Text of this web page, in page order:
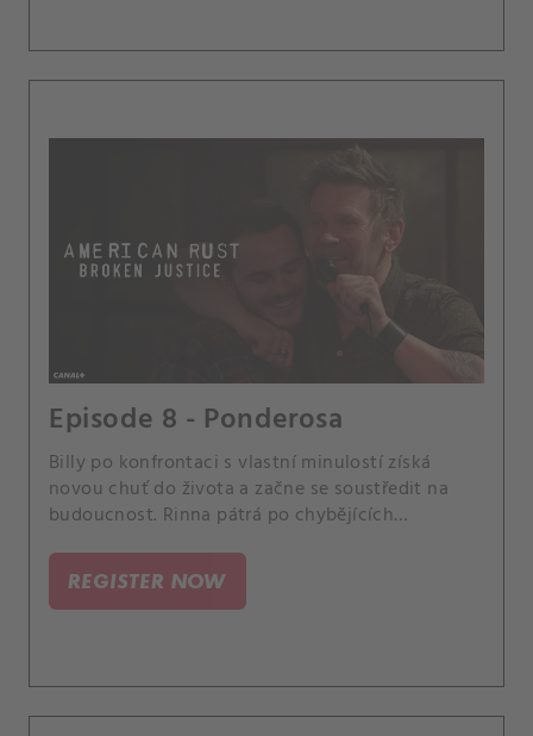
Episode 8 - Ponderosa
Billy po konfrontaci s vlastní minulostí získá
novou chuť do života a začne se soustředit na
budoucnost. Rinna pátrá po chybějících
REGISTER NOW